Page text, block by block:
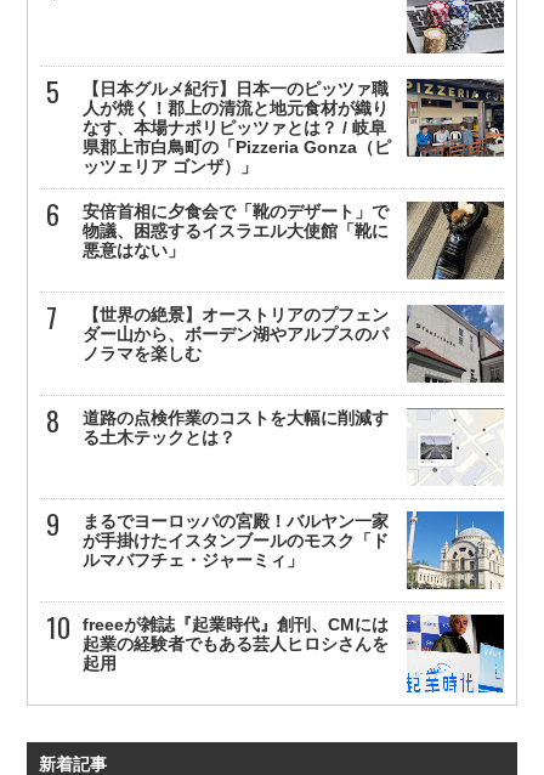
【日本グルメ紀行】日本一のピッツァ職
人が焼く！郡上の清流と地元食材が織り
なす、本場ナポリピッツァとは？ / 岐阜
県郡上市白鳥町の「Pizzeria Gonza（ピ
ッツェリア ゴンザ）」
安倍首相に夕食会で「靴のデザート」で
物議、困惑するイスラエル大使館「靴に
悪意はない」
【世界の絶景】オーストリアのプフェン
ダー山から、ボーデン湖やアルプスのパ
ノラマを楽しむ
道路の点検作業のコストを大幅に削減す
る土木テックとは？
まるでヨーロッパの宮殿！バルヤン一家
が手掛けたイスタンブールのモスク「ド
ルマバフチェ・ジャーミィ」
freeeが雑誌『起業時代』創刊、CMには
起業の経験者でもある芸人ヒロシさんを
起用
新着記事